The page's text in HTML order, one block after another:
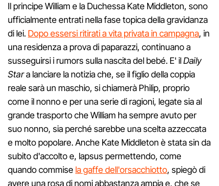
Il principe William e la Duchessa Kate Middleton, sono
ufficialmente entrati nella fase topica della gravidanza
di lei. Dopo essersi ritirati a vita privata in campagna, in
una residenza a prova di paparazzi, continuano a
susseguirsi i rumors sulla nascita del bebé. E' ilDaily
Stara lanciare la notizia che, se il figlio della coppia
reale sarà un maschio, si chiamerà Philip, proprio
come il nonno e per una serie di ragioni, legate sia al
grande trasporto che William ha sempre avuto per
suo nonno, sia perché sarebbe una scelta azzeccata
e molto popolare. Anche Kate Middleton è stata sin da
subito d'accolto e, lapsus permettendo, come
quando commise la gaffe dell'orsacchiotto, spiegò di
avere una rosa di nomi abbastanza ampia e, che se